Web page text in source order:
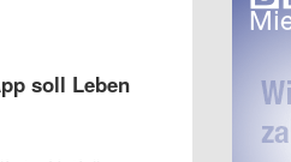
soll Leben